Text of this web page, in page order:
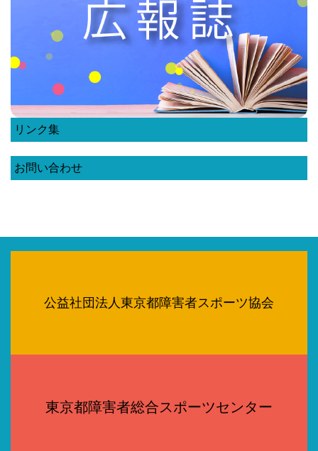
リンク集
お問い合わせ
公益社団法人東京都障害者スポーツ協会
東京都障害者総合スポーツセンター